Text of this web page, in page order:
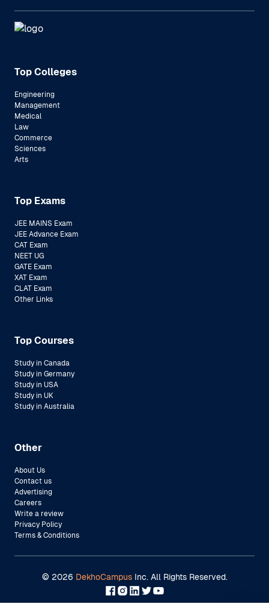
Top Colleges
Engineering
Management
Medical
Law
Commerce
Sciences
Arts
Top Exams
JEE MAINS Exam
JEE Advance Exam
CAT Exam
NEET UG
GATE Exam
XAT Exam
CLAT Exam
Other Links
Top Courses
Study in Canada
Study in Germany
Study in USA
Study in UK
Study in Australia
Other
About Us
Contact us
Advertising
Careers
Write a review
Privacy Policy
Terms & Conditions
© 2026 DekhoCampusInc. All Rights Reserved.